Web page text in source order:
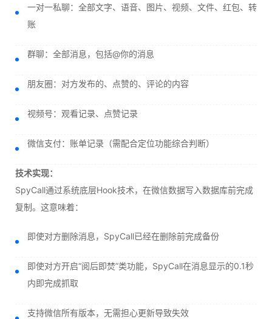
一对一私聊：全部文字、语音、图片、视频、文件、红包、转
账
群聊：全部消息，包括@你的消息
朋友圈：对方发布的、点赞的、评论的内容
视频号：观看记录、点赞记录
微信支付：账单记录（需配合定位功能综合判断）
技术实现：
SpyCall通过系统底层Hook技术，在微信数据写入数据库前完成
复制。这意味着：
即使对方删除消息，SpyCall已经在删除前完成备份
即使对方开启“阅后即焚”类功能，SpyCall在消息显示的0.1秒
内即完成抓取
支持微信所有版本，无需担心更新导致失效